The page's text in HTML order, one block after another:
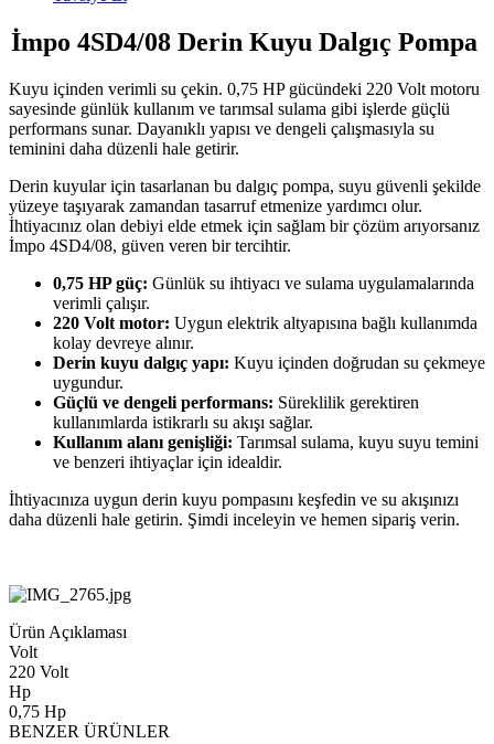
İmpo 4SD4/08 Derin Kuyu Dalgıç Pompa
Kuyu içinden verimli su çekin. 0,75 HP gücündeki 220 Volt motoru
sayesinde günlük kullanım ve tarımsal sulama gibi işlerde güçlü
performans sunar. Dayanıklı yapısı ve dengeli çalışmasıyla su
teminini daha düzenli hale getirir.
Derin kuyular için tasarlanan bu dalgıç pompa, suyu güvenli şekilde
yüzeye taşıyarak zamandan tasarruf etmenize yardımcı olur.
İhtiyacınız olan debiyi elde etmek için sağlam bir çözüm arıyorsanız
İmpo 4SD4/08, güven veren bir tercihtir.
0,75 HP güç: Günlük su ihtiyacı ve sulama uygulamalarında
verimli çalışır.
220 Volt motor: Uygun elektrik altyapısına bağlı kullanımda
kolay devreye alınır.
Derin kuyu dalgıç yapı: Kuyu içinden doğrudan su çekmeye
uygundur.
Güçlü ve dengeli performans: Süreklilik gerektiren
kullanımlarda istikrarlı su akışı sağlar.
Kullanım alanı genişliği: Tarımsal sulama, kuyu suyu temini
ve benzeri ihtiyaçlar için idealdir.
İhtiyacınıza uygun derin kuyu pompasını keşfedin ve su akışınızı
daha düzenli hale getirin. Şimdi inceleyin ve hemen sipariş verin.
Ürün Açıklaması
Volt
220 Volt
Hp
0,75 Hp
BENZER ÜRÜNLER